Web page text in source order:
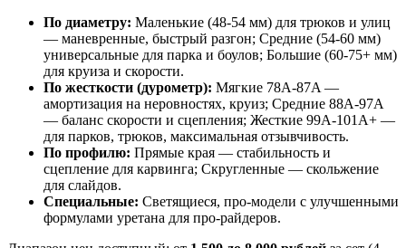
По диаметру: Маленькие (48-54 мм) для трюков и улиц
— маневренные, быстрый разгон; Средние (54-60 мм)
универсальные для парка и боулов; Большие (60-75+ мм)
для круиза и скорости.
По жесткости (дурометр): Мягкие 78A-87A —
амортизация на неровностях, круиз; Средние 88A-97A
— баланс скорости и сцепления; Жесткие 99A-101A+ —
для парков, трюков, максимальная отзывчивость.
По профилю: Прямые края — стабильность и
сцепление для карвинга; Скругленные — скольжение
для слайдов.
Специальные: Светящиеся, про-модели с улучшенными
формулами уретана для про-райдеров.